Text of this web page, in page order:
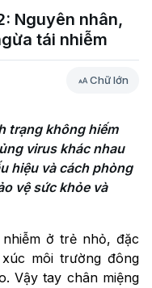
Nguyên nhân,
tái nhiễm
Chữ lớn
Chữ lớn
trạng không hiếm
virus khác nhau
hiệu và cách phòng
vệ sức khỏe và
ở trẻ nhỏ, đặc
môi trường đông
Vậy tay chân miệng